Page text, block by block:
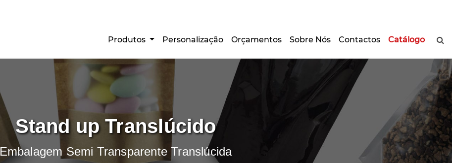
Produtos Personalização Orçamentos Sobre Nós Contactos Catálogo
Stand up Translúcido
Embalagem Semi Transparente Translúcida